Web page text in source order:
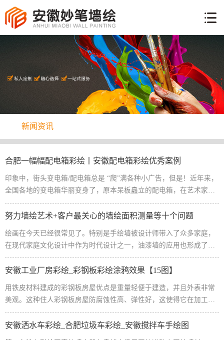
网
站
艺
资
讯
我
们
联
系
方
式
新闻资讯
合肥一幅幅配电箱彩绘丨安徽配电箱彩绘优秀案例
印象中，街头变电箱/配电箱总是 “爬”满各种小广告，但是！近年来，
全国各地的变电箱华丽变身了，原本呆板矗立的配电箱，在艺术家画
笔的点缀下，...
努力墙绘艺术+客户最关心的墙绘面积测量等十个问题
绘画在今天已经很常见了。特别是手绘墙被设计师带入了众多家庭，
在现代家庭文化设计中作为时代设计之一，油漆墙的应用也形成了独
特的风格。大卫亚设，Northern Ex...
安徽工业厂房彩绘_彩钢板彩绘涂鸦效果【15图】
用铁皮材料建成的彩钢板房屋优点是重量轻便于建造，并且外表非常
美观。这种住人彩钢板房屋防腐蚀性高、弹性好，这使得它在加工方
面操作变得异常的简单，用皮铁建成的彩钢板房屋加工费、...
安徽洒水车彩绘_合肥垃圾车彩绘_安徽搅拌车手绘图